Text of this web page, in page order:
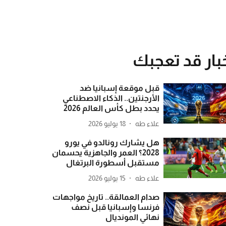
قد تعجبك
قبل موقعة إسبانيا ضد
الأرجنتين.. الذكاء الاصطناعي
يحدد بطل كأس العالم 2026
علاء طه 18 يوليو 2026
هل يشارك رونالدو في يورو
2028؟ العمر والجاهزية يحسمان
مستقبل أسطورة البرتغال
علاء طه 15 يوليو 2026
صدام العمالقة.. تاريخ مواجهات
فرنسا وإسبانيا قبل نصف
نهائي المونديال